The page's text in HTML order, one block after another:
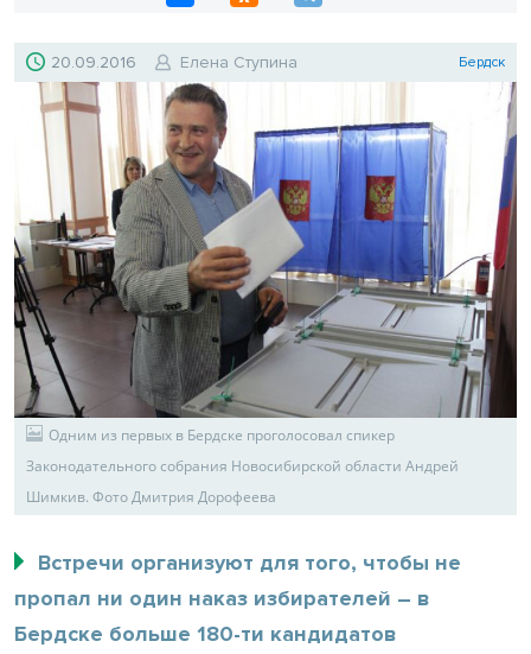
20.09.2016 Елена Ступина Бердск
Одним из первых в Бердске проголосовал спикер
Законодательного собрания Новосибирской области Андрей
Шимкив. Фото Дмитрия Дорофеева
Встречи организуют для того, чтобы не
пропал ни один наказ избирателей – в
Бердске больше 180-ти кандидатов